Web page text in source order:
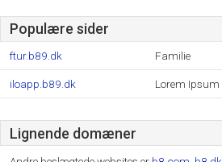
Populære sider
ftur.b89.dk Familie
iloapp.b89.dk Lorem Ipsum
Lignende domæner